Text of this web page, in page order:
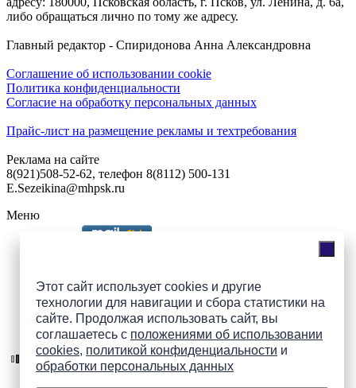
Этот сайт использует cookies и другие
технологии для навигации и сбора статистики на
сайте. Продолжая использовать сайт, вы
соглашаетесь с положениями об использовании
cookies, политикой конфиденциальности и
обработки персональных данных
либо обращаться лично по тому же адресу.
Главный редактор - Спиридонова Анна Александровна
Соглашение об использовании cookie
Политика конфиденциальности
Согласие на обработку персональных данных
Прайс-лист на размещение рекламы и техтребования
Реклама на сайте
8(921)508-52-62, телефон 8(8112) 500-131
E.Sezeikina@mhpsk.ru
Меню
Подпишись на группы
ПАИ в соцсетях!